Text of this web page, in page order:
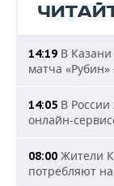
14:19 В
матча
14:05 В
онлайн-
08:00 Жители
потребляют